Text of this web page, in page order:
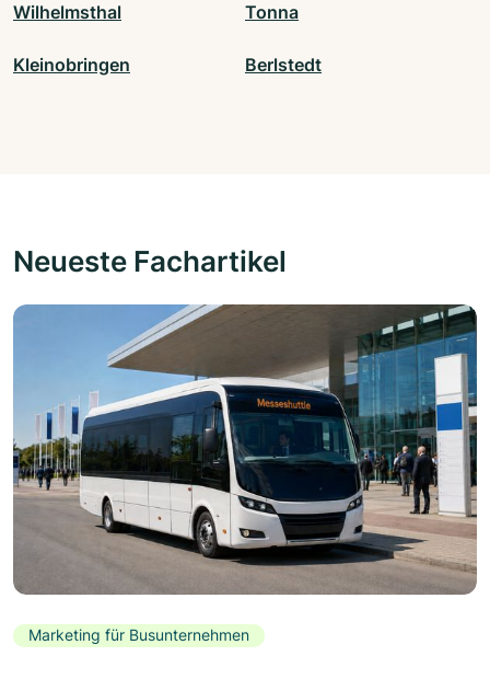
Wilhelmsthal Tonna
Kleinobringen Berlstedt
Neueste Fachartikel
Marketing für Busunternehmen